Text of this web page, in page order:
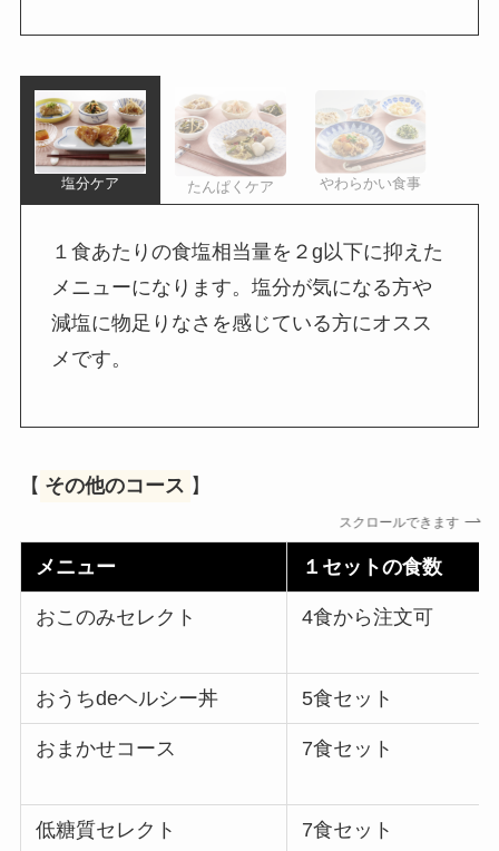
塩分ケア たんぱくケア やわらかい食事
１食あたりの食塩相当量を２g以下に抑えた
メニューになります。塩分が気になる方や
減塩に物足りなさを感じている方にオスス
メです。
【 その他のコース 】
スクロールできます
メニュー １セットの食数
おこのみセレクト 4食から注文可
おうちdeヘルシー丼 5食セット
おまかせコース 7食セット
低糖質セレクト 7食セット